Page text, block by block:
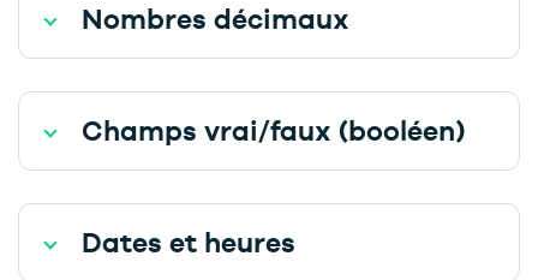
Nombres décimaux
Champs vrai/faux (booléen)
Dates et heures